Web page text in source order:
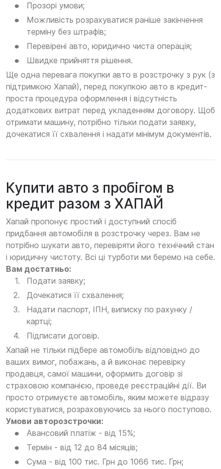
Прозорі умови;
Можливість розрахуватися раніше закінчення
терміну без штрафів;
Перевірені авто, юридично чиста операція;
Швидке прийняття рішення.
Ще одна перевага покупки авто в розстрочку з рук (з
підтримкою Хапай), перед покупкою авто в кредит-
проста процедура оформлення і відсутність
додаткових витрат перед укладенням договору. Щоб
отримати машину, потрібно тільки подати заявку,
дочекатися її схвалення і надати мінімум документів.
Купити авто з пробігом в
кредит разом з ХАПАЙ
Хапай пропонує простий і доступний спосіб
придбання автомобіля в розстрочку через. Вам не
потрібно шукати авто, перевіряти його технічний стан
і юридичну чистоту. Всі ці турботи ми беремо на себе.
Вам достатньо:
Подати заявку;
Дочекатися її схвалення;
Надати паспорт, ІПН, виписку по рахунку /
картці;
Підписати договір.
Хапай не тільки підбере автомобіль відповідно до
ваших вимог, побажань, а й виконає перевірку
продавця, самої машини, оформить договір зі
страховою компанією, проведе реєстраційні дії. Ви
просто отримуєте автомобіль, яким можете відразу
користуватися, розраховуючись за нього поступово.
Умови авторозстрочки:
Авансовий платіж - від 15%;
Термін - від 12 до 84 місяців;
Сума - від 100 тис. Грн до 1066 тис. Грн;